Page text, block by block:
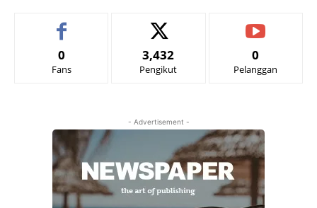
0
Fans
3,432
Pengikut
0
Pelanggan
- Advertisement -